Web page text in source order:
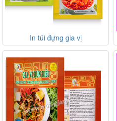
In túi đựng gia vị